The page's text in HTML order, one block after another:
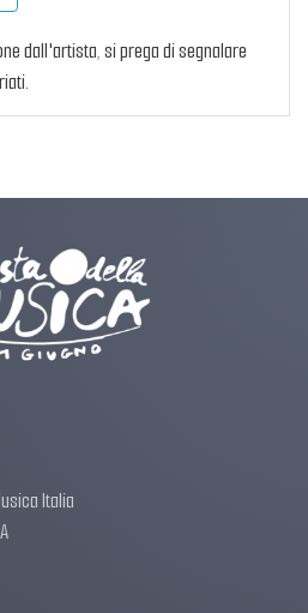
dall'artista, si prega di segnalare
Italia